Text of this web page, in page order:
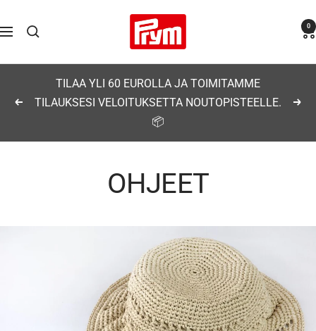
sisältöön
Navigaatio
Prym 0
Edellinen
TILAA YLI 60 EUROLLA JA TOIMITAMME
TILAUKSESI VELOITUKSETTA NOUTOPISTEELLE.
📦
OHJEET